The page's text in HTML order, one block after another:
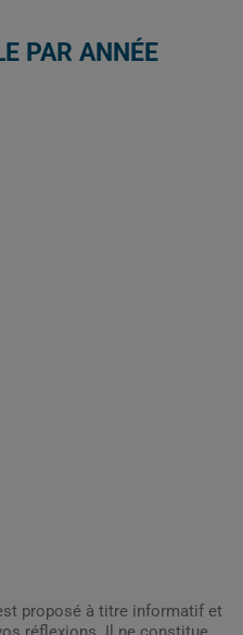
PAR ANNÉE
proposé à titre informatif et